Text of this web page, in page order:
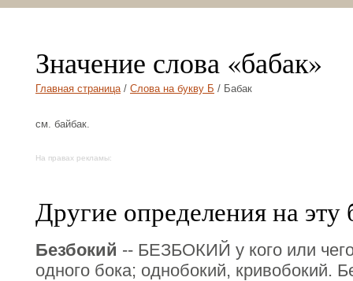
Значение слова «бабак»
Главная страница/ Слова на букву Б / Бабак
см. байбак.
На правах рекламы:
Другие определения на эту
Безбокий -- БЕЗБОКИЙ у кого или
одного бока; однобокий, кривобокий.